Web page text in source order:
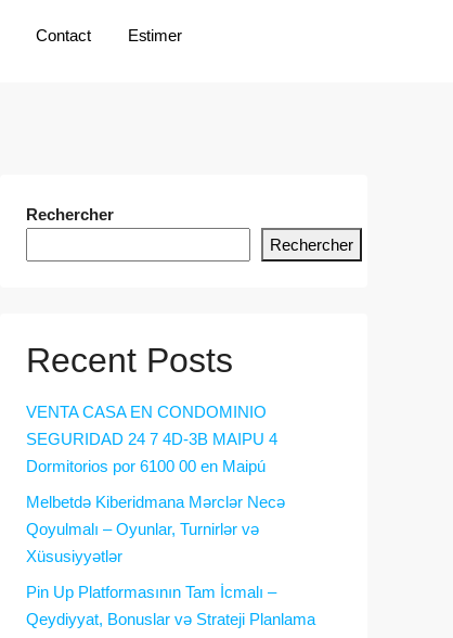
Contact Estimer
Rechercher
Rechercher
Recent Posts
VENTA CASA EN CONDOMINIO
SEGURIDAD 24 7 4D-3B MAIPU 4
Dormitorios por 6100 00 en Maipú
Melbetdə Kiberidmana Mərclər Necə
Qoyulmalı – Oyunlar, Turnirlər və
Xüsusiyyətlər
Pin Up Platformasının Tam İcmalı –
Qeydiyyat, Bonuslar və Strateji Planlama